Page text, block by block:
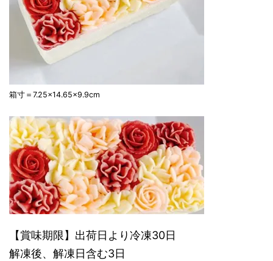
箱寸＝7.25×14.65×9.9cm
【賞味期限】出荷日より冷凍30日
解凍後、解凍日含む3日